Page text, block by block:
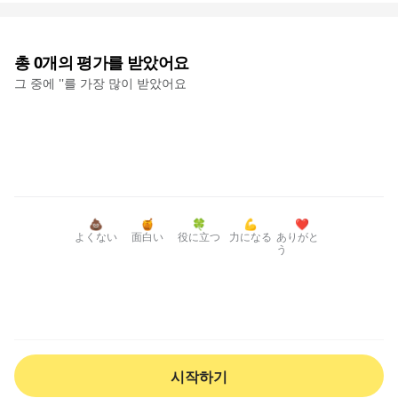
총0개의 평가를 받았어요
그 중에 ''를 가장 많이 받았어요
💩
よくない
🍯
面白い
🍀
役に立つ
💪
力になる
❤️
ありがと
う
시작하기